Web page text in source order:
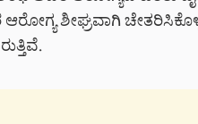
ಆರೋಗ್ಯ ಶೀಘ್ರವಾಗಿ